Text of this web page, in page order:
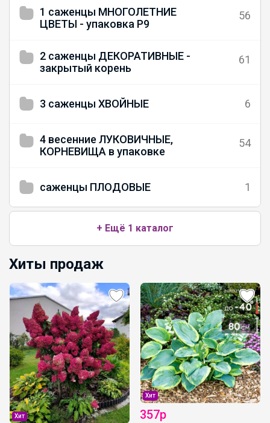
1 саженцы МНОГОЛЕТНИЕ
ЦВЕТЫ - упаковка Р9
56
2 саженцы ДЕКОРАТИВНЫЕ -
закрытый корень
61
3 саженцы ХВОЙНЫЕ 6
4 весенние ЛУКОВИЧНЫЕ,
КОРНЕВИЩА в упаковке
54
саженцы ПЛОДОВЫЕ 1
+ Ещё 1 каталог
Хиты продаж
Хит
Хит
357р